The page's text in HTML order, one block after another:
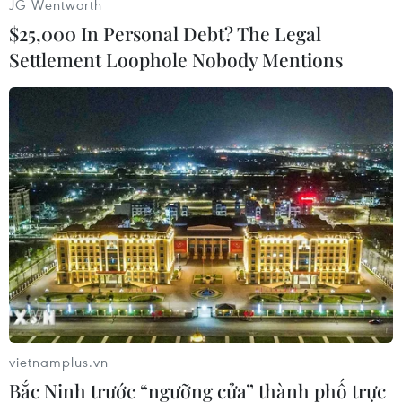
#Nga #Thuyền trưởng Kuznestov
#Tìm thấy
#Mất tích
Nga
Theo dõi VietnamPlus
JG Wentworth
$25,000 In Personal Debt? The Legal
Settlement Loophole Nobody Mentions
vietnamplus.vn
Bắc Ninh trước “ngưỡng cửa” thành phố trực